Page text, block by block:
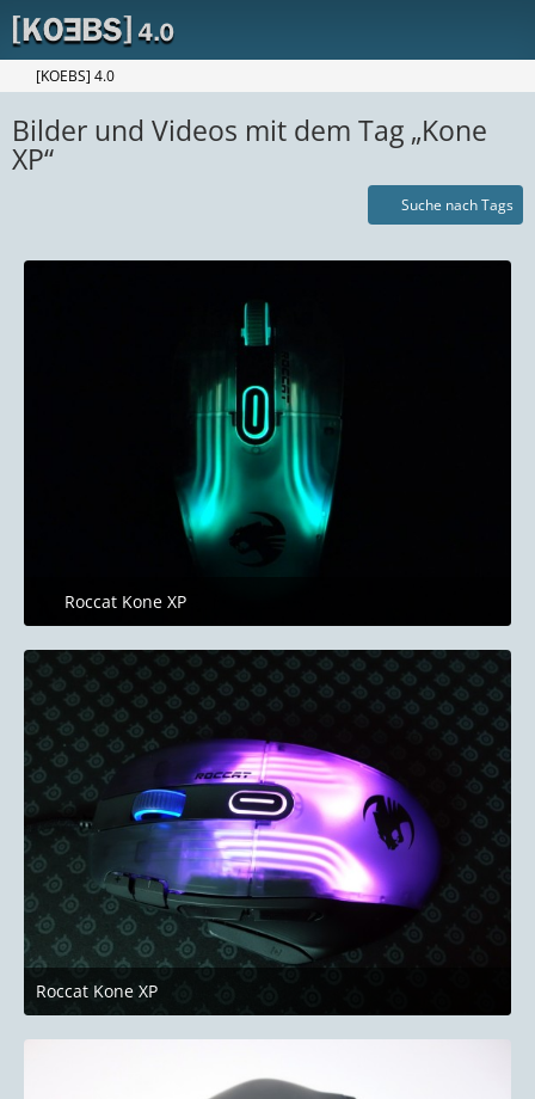
[KOEBS] 4.0
Bilder und Videos mit dem Tag „Kone
XP“
Suche nach Tags
Roccat Kone XP
24. Juni 2023 um 19:58
Roccat Kone XP
24. Juni 2023 um 19:58